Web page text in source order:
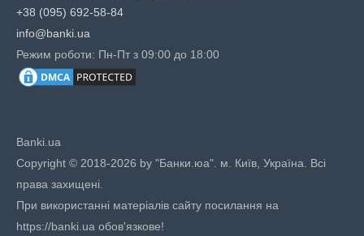
+38 (095) 692-58-84
info@banki.ua
Режим роботи: Пн-Пт з 09:00 до 18:00
Banki.ua
Copyright © 2018-2026 by "Банки.юа". м. Київ, Україна. Всі
права захищені.
При використанні матеріалів сайту посилання на
https://banki.ua обов'язкове!